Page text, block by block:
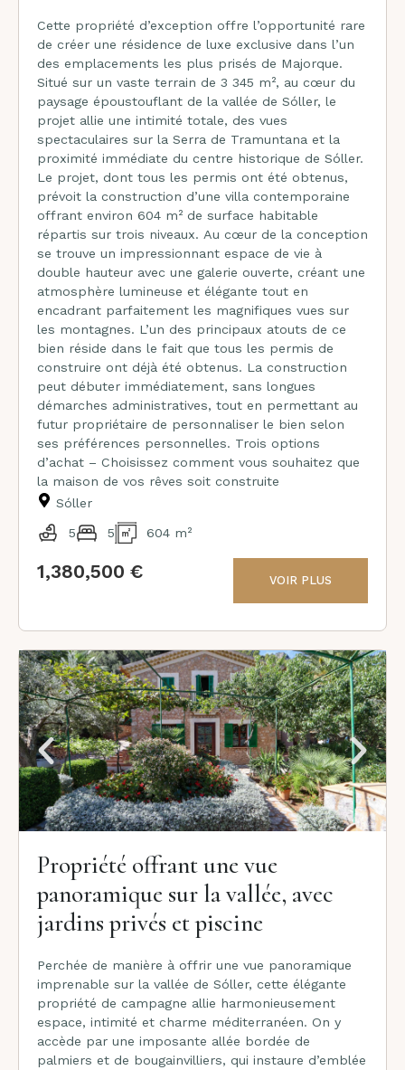
Cette propriété d’exception offre l’opportunité rare
de créer une résidence de luxe exclusive dans l’un
des emplacements les plus prisés de Majorque.
Situé sur un vaste terrain de 3 345 m², au cœur du
paysage époustouflant de la vallée de Sóller, le
projet allie une intimité totale, des vues
spectaculaires sur la Serra de Tramuntana et la
proximité immédiate du centre historique de Sóller.
Le projet, dont tous les permis ont été obtenus,
prévoit la construction d’une villa contemporaine
offrant environ 604 m² de surface habitable
répartis sur trois niveaux. Au cœur de la conception
se trouve un impressionnant espace de vie à
double hauteur avec une galerie ouverte, créant une
atmosphère lumineuse et élégante tout en
encadrant parfaitement les magnifiques vues sur
les montagnes. L’un des principaux atouts de ce
bien réside dans le fait que tous les permis de
construire ont déjà été obtenus. La construction
peut débuter immédiatement, sans longues
démarches administratives, tout en permettant au
futur propriétaire de personnaliser le bien selon
ses préférences personnelles. Trois options
d’achat – Choisissez comment vous souhaitez que
la maison de vos rêves soit construite
Sóller
5 5 604 m²
1,380,500 € VOIR PLUS
Propriété offrant une vue
panoramique sur la vallée, avec
jardins privés et piscine
Perchée de manière à offrir une vue panoramique
imprenable sur la vallée de Sóller, cette élégante
propriété de campagne allie harmonieusement
espace, intimité et charme méditerranéen. On y
accède par une imposante allée bordée de
palmiers et de bougainvilliers, qui instaure d’emblée